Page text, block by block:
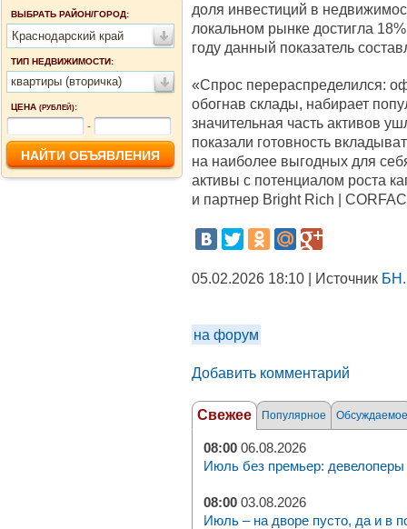
ВЫБРАТЬ РАЙОН/ГОРОД:
Краснодарский край
ТИП НЕДВИЖИМОСТИ:
квартиры (вторичка)
ЦЕНА (РУБЛЕЙ):
-
доля инвестиций в
локальном рынке достигла
году данный показатель
«Спрос перераспределился:
обогнав склады, набирает
значительная часть активов
показали готовность
на наиболее выгодных для
активы с потенциалом роста
и партнер Bright Rich |
05.02.2026 18:10 | Источник
на форум
Добавить комментарий
Свежее Популярное Обсуждаемое
08:00 06.08.2026
Июль без премьер: девелоперы
08:00 03.08.2026
Июль – на дворе пусто, да и в